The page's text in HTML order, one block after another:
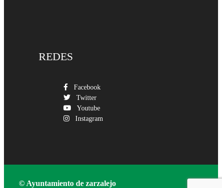
REDES
Facebook
Twitter
Youtube
Instagram
© Ayuntamiento de zarzalejo